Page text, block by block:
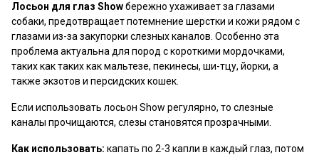
Лосьон для глаз Showбережно ухаживает за глазами
собаки, предотвращает потемнение шерстки и кожи рядом с
глазами из-за закупорки слезных каналов. Особенно эта
проблема актуальна для пород с короткими мордочками,
таких как таких как мальтезе, пекинесы, ши-тцу, йорки, а
также экзотов и персидских кошек.
Если использовать лосьон Show регулярно, то слезные
каналы прочищаются, слезы становятся прозрачными.
Как использовать: капать по 2-3 капли в каждый глаз, потом